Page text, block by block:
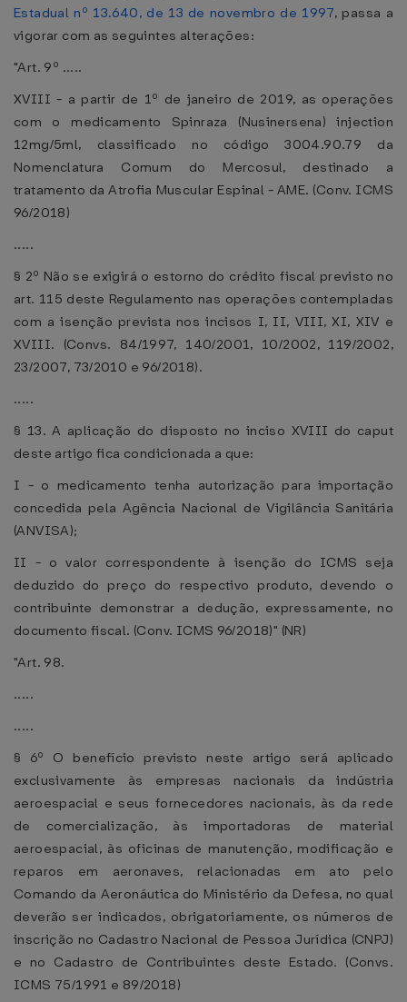
Estadual nº 13.640, de 13 de novembro de 1997, passa a
vigorar com as seguintes alterações:
"Art. 9º .....
XVIII - a partir de 1º de janeiro de 2019, as operações
com o medicamento Spinraza (Nusinersena) injection
12mg/5ml, classificado no código 3004.90.79 da
Nomenclatura Comum do Mercosul, destinado a
tratamento da Atrofia Muscular Espinal - AME. (Conv. ICMS
96/2018)
.....
§ 2º Não se exigirá o estorno do crédito fiscal previsto no
art. 115 deste Regulamento nas operações contempladas
com a isenção prevista nos incisos I, II, VIII, XI, XIV e
XVIII. (Convs. 84/1997, 140/2001, 10/2002, 119/2002,
23/2007, 73/2010 e 96/2018).
.....
§ 13. A aplicação do disposto no inciso XVIII do caput
deste artigo fica condicionada a que:
I - o medicamento tenha autorização para importação
concedida pela Agência Nacional de Vigilância Sanitária
(ANVISA);
II - o valor correspondente à isenção do ICMS seja
deduzido do preço do respectivo produto, devendo o
contribuinte demonstrar a dedução, expressamente, no
documento fiscal. (Conv. ICMS 96/2018)" (NR)
"Art. 98.
.....
.....
§ 6º O benefício previsto neste artigo será aplicado
exclusivamente às empresas nacionais da indústria
aeroespacial e seus fornecedores nacionais, às da rede
de comercialização, às importadoras de material
aeroespacial, às oficinas de manutenção, modificação e
reparos em aeronaves, relacionadas em ato pelo
Comando da Aeronáutica do Ministério da Defesa, no qual
deverão ser indicados, obrigatoriamente, os números de
inscrição no Cadastro Nacional de Pessoa Jurídica (CNPJ)
e no Cadastro de Contribuintes deste Estado. (Convs.
ICMS 75/1991 e 89/2018)